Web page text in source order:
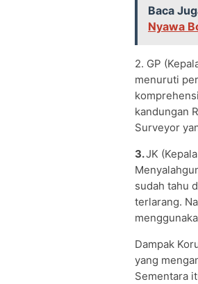
Baca
Nyawa
2. GP
menuruti
kandungan
Surveyor
3.JK
sudah tahu
terlarang.
Dampak
yang
Sementara